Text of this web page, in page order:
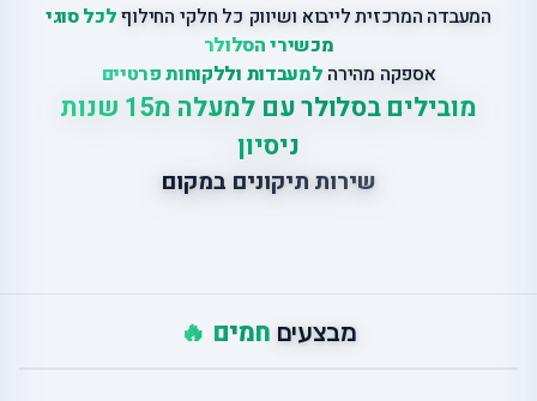
המעבדה המרכזית לייבוא ושיווק כל חלקי החילוףלכל סוגי
מכשירי הסלולר
אספקה מהירה למעבדות וללקוחות פרטיים
מובילים בסלולר עם למעלה מ15 שנות
ניסיון
שירות תיקונים במקום
מבצעים חמים 🔥